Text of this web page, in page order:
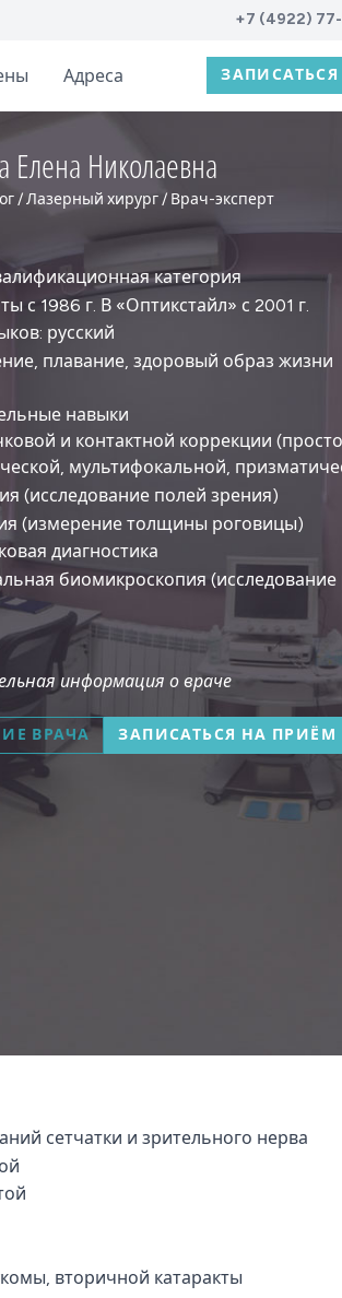
+7 (4922)
Адреса
Елена Николаевна
/ Лазерный хирург / Врач-эксперт
категория
с 1986 г. В «Оптикстайл» с 2001 г.
русский
плавание, здоровый образ жизни
навыки
и контактной коррекции
мультифокальной,
(исследование полей зрения)
(измерение толщины роговицы)
диагностика
биомикроскопия
информация о враче
ВРАЧА ЗАПИСАТЬСЯ НА ПРИЁМ
сетчатки и зрительного нерва
вторичной катаракты